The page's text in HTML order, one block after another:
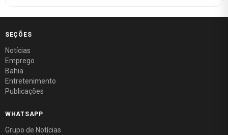
SEÇÕES
Notícias
Emprego
Bahia
Entretenimento
Publicações
WHATSAPP
Grupo de Notícias